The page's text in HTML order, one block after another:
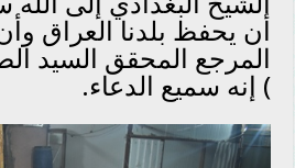
أن يحفظ بلدنا العراق
المرجع المحقق السيد
) إنه سميع الدعاء.